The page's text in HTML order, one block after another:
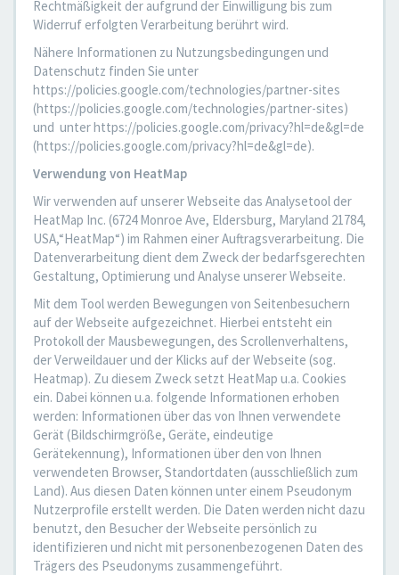
Rechtmäßigkeit der aufgrund der Einwilligung bis zum
Widerruf erfolgten Verarbeitung berührt wird.
Nähere Informationen zu Nutzungsbedingungen und
Datenschutz finden Sie unter
https://policies.google.com/technologies/partner-sites
(https://policies.google.com/technologies/partner-sites)
und unter https://policies.google.com/privacy?hl=de&gl=de
(https://policies.google.com/privacy?hl=de&gl=de).
Verwendung von HeatMap
Wir verwenden auf unserer Webseite das Analysetool der
HeatMap Inc. (6724 Monroe Ave, Eldersburg, Maryland 21784,
USA,“HeatMap“) im Rahmen einer Auftragsverarbeitung. Die
Datenverarbeitung dient dem Zweck der bedarfsgerechten
Gestaltung, Optimierung und Analyse unserer Webseite.
Mit dem Tool werden Bewegungen von Seitenbesuchern
auf der Webseite aufgezeichnet. Hierbei entsteht ein
Protokoll der Mausbewegungen, des Scrollenverhaltens,
der Verweildauer und der Klicks auf der Webseite (sog.
Heatmap). Zu diesem Zweck setzt HeatMap u.a. Cookies
ein. Dabei können u.a. folgende Informationen erhoben
werden: Informationen über das von Ihnen verwendete
Gerät (Bildschirmgröße, Geräte, eindeutige
Gerätekennung), Informationen über den von Ihnen
verwendeten Browser, Standortdaten (ausschließlich zum
Land). Aus diesen Daten können unter einem Pseudonym
Nutzerprofile erstellt werden. Die Daten werden nicht dazu
benutzt, den Besucher der Webseite persönlich zu
identifizieren und nicht mit personenbezogenen Daten des
Trägers des Pseudonyms zusammengeführt.